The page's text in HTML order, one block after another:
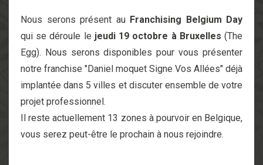
Nous serons présent au Franchising Belgium Day
qui se déroule le jeudi 19 octobre à Bruxelles (The
Egg). Nous serons disponiblespour vous présenter
notre franchise "Daniel moquet Signe Vos Allées" déjà
implantée dans 5 villes et discuter ensemble de votre
projet professionnel.
Il reste actuellement 13 zones à pourvoir en Belgique,
vous serez peut-être le prochain à nous rejoindre.